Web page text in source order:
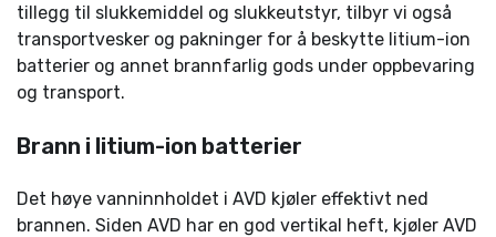
tillegg til slukkemiddel og slukkeutstyr, tilbyr vi også
transportvesker og pakninger for å beskytte litium-ion
batterier og annet brannfarlig gods under oppbevaring
og transport.
Brann i litium-ion batterier
Det høye vanninnholdet i AVD kjøler effektivt ned
brannen. Siden AVD har en god vertikal heft, kjøler AVD